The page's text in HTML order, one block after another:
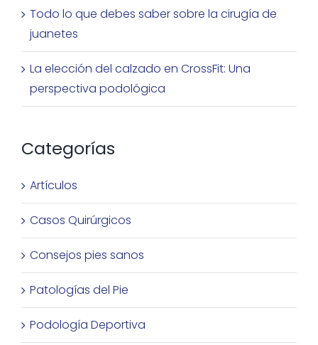
Todo lo que debes saber sobre la cirugía de
juanetes
La elección del calzado en CrossFit: Una
perspectiva podológica
Categorías
Artículos
Casos Quirúrgicos
Consejos pies sanos
Patologías del Pie
Podología Deportiva